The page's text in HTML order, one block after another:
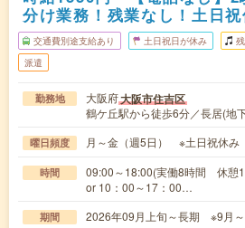
分け業務！残業なし！土日
交通費別途支給あり 土日祝日が休み 残
派遣
勤務地 大阪府大阪市住吉区
鶴ケ丘駅から徒歩6分／長居(地
曜日頻度 月～金（週5日） ※土日祝休み
時間
09:00～18:00(実働8時間 休憩
or 10：00～17：00…
期間 2026年09月上旬～長期 ※9月～